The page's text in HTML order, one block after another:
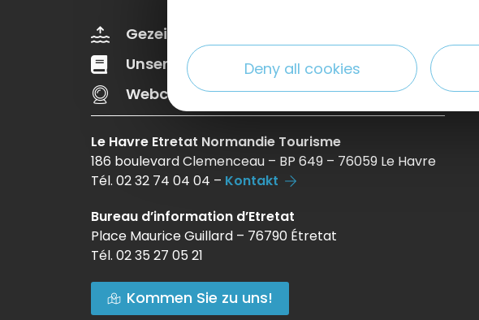
Gezeiten
Unsere Broschüren
Web Tv
Webcams
Le Havre Etretat Normandie Tourisme
186 boulevard Clemenceau – BP 649 – 76059 Le Havre
Tél. 02 32 74 04 04 – Kontakt
Bureau d’information d’Etretat
Place Maurice Guillard – 76790 Étretat
Tél. 02 35 27 05 21
Kommen Sie zu uns!
Deny all cookies